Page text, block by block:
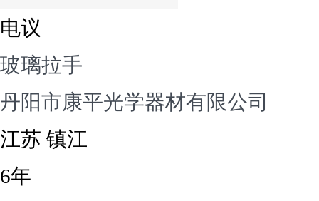
电议
玻璃拉手
丹阳市康平光学器材有限公司
江苏 镇江
6年